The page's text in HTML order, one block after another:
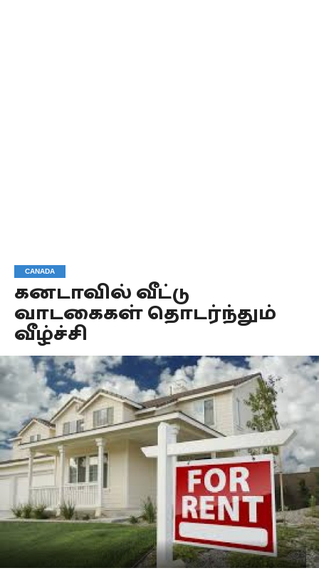
CANADA
கனடாவில் வீட்டு
வாடகைகள் தொடர்ந்தும்
வீழ்ச்சி